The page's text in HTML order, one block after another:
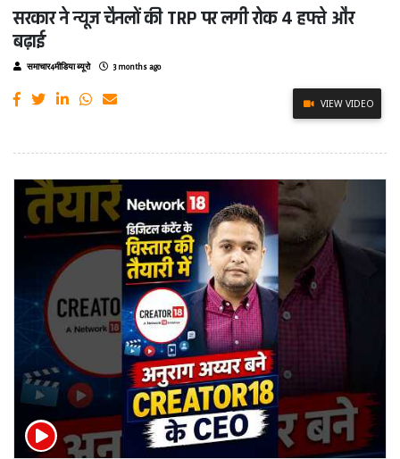
सरकार ने न्यूज चैनलों की TRP पर लगी रोक 4 हफ्ते और
बढ़ाई
समाचार4मीडिया ब्यूरो 3 months ago
VIEW VIDEO